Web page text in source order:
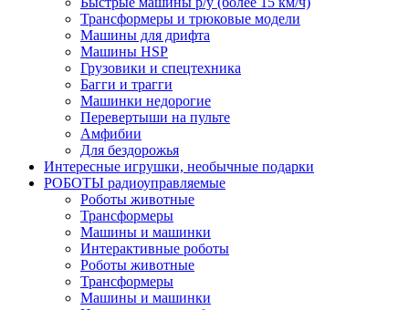
Трансформеры и трюковые модели
Машины для дрифта
Машины HSP
Грузовики и спецтехника
Багги и трагги
Машинки недорогие
Перевертыши на пульте
Амфибии
Для бездорожья
Интересные игрушки, необычные подарки
РОБОТЫ радиоуправляемые
Роботы животные
Трансформеры
Машины и машинки
Интерактивные роботы
Роботы животные
Трансформеры
Машины и машинки